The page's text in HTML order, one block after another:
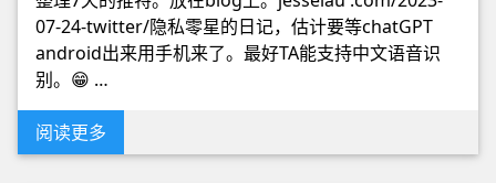
07-24-twitter/隐私零星的日记，估计要等chatGPT
android出来用手机来了。最好TA能支持中文语音识
别。😁 …
阅读更多